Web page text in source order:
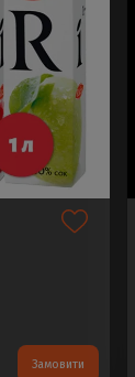
Замовити